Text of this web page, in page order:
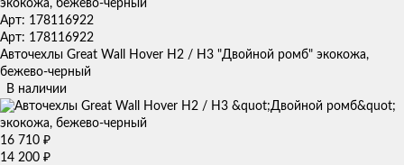
Арт: 178116922
Арт: 178116922
Авточехлы Great Wall Hover H2 / H3 "Двойной ромб" экокожа,
бежево-черный
В наличии
16 710 ₽
14 200 ₽